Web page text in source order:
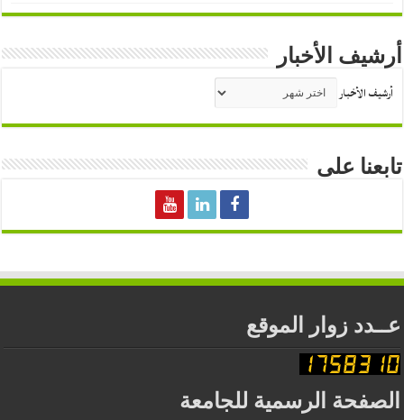
أرشيف الأخبار
أرشيف الأخبار
تابعنا على
عــدد زوار الموقع
الصفحة الرسمية للجامعة